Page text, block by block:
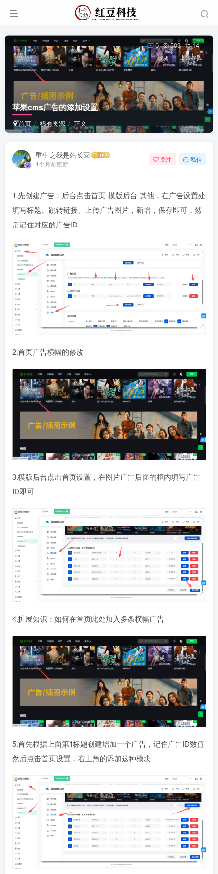
苹果cms广告的添加设置
首页 稀有资源 正文
0 503 14
重生之我是站长🐷
4个月前更新
关注 私信
1.先创建广告：后台点击首页-模版后台-其他，在广告设置处
填写标题、跳转链接、上传广告图片，新增，保存即可，然
后记住对应的广告ID
2.首页广告横幅的修改
3.模版后台点击首页设置，在图片广告后面的框内填写广告
ID即可
4.扩展知识：如何在首页此处加入多条横幅广告
5.首先根据上面第1标题创建增加一个广告，记住广告ID数值
然后点击首页设置，右上角的添加这种模块